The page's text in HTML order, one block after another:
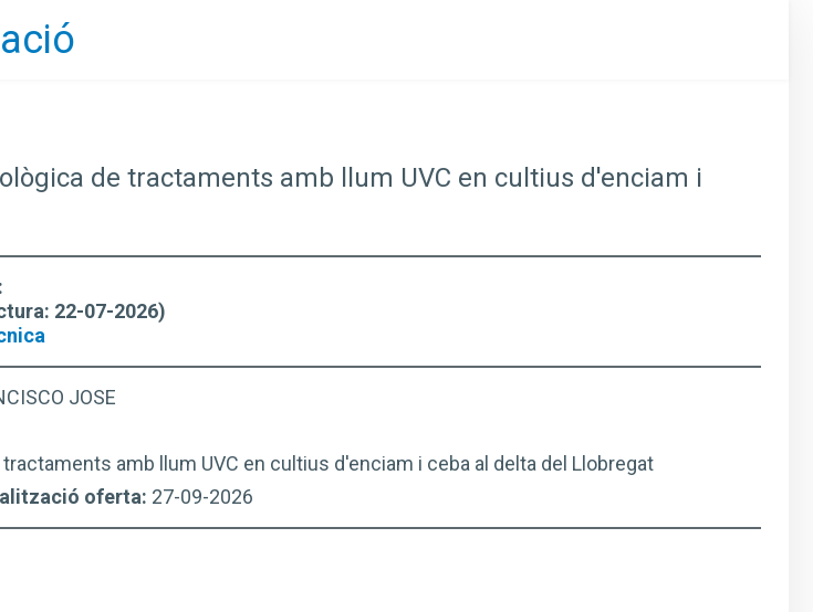
de tractaments amb llum UVC en cultius d'enciam i
22-07-2026)
JOSE
amb llum UVC en cultius d'enciam i ceba al delta del Llobregat
oferta: 27-09-2026